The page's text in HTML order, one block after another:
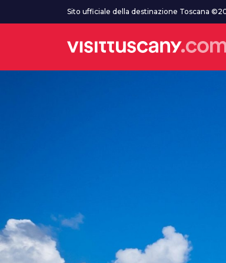
Vai al contenuto principaleSito ufficiale della destinazione Toscana